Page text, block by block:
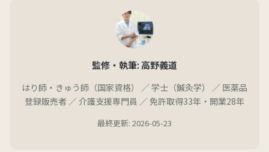
監修・執筆: 高野義道
はり師・きゅう師（国家資格） ／ 学士（鍼灸学） ／ 医薬品
登録販売者 ／ 介護支援専門員 ／ 免許取得33年・開業28年
最終更新: 2026-05-23